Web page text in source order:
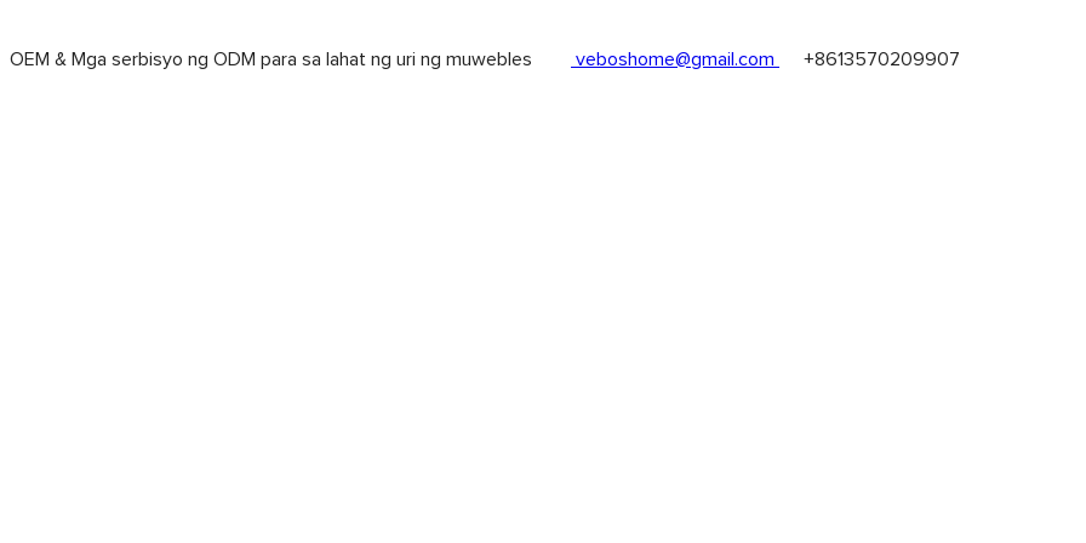
OEM & Mga serbisyo ng ODM para sa lahat ng uri ng muwebles veboshome@gmail.com +8613570209907